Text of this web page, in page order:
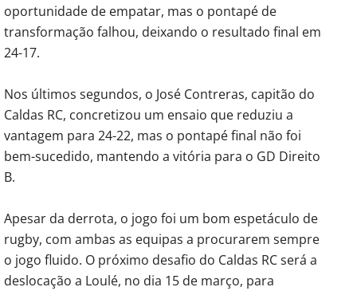
oportunidade de empatar, mas o pontapé de
transformação falhou, deixando o resultado final em
24-17.
Nos últimos segundos, o José Contreras, capitão do
Caldas RC, concretizou um ensaio que reduziu a
vantagem para 24-22, mas o pontapé final não foi
bem-sucedido, mantendo a vitória para o GD Direito
B.
Apesar da derrota, o jogo foi um bom espetáculo de
rugby, com ambas as equipas a procurarem sempre
o jogo fluido. O próximo desafio do Caldas RC será a
deslocação a Loulé, no dia 15 de março, para